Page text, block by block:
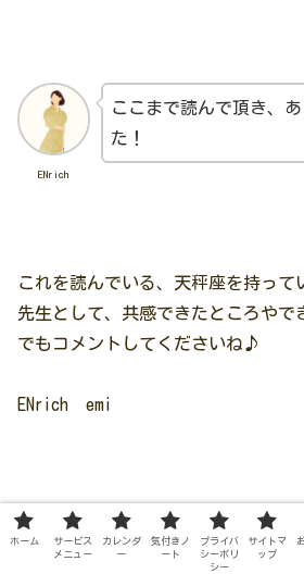
ENrich
ここまで読んで頂き、
た！
これを読んでいる、天秤座を持って
先生として、共感できたところやで
でもコメントしてくださいね♪
ENrich emi
参考書籍
ホーム
サービス
メニュー
カレンダ
ー
気付きノ
ート
プライバ
シーポリ
シー
サイトマ
ップ